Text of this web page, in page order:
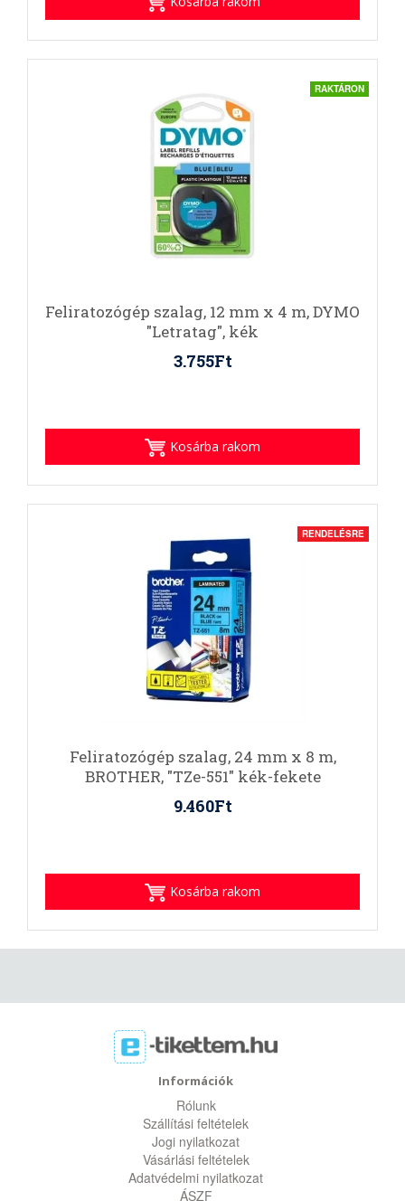
RAKTÁRON
Feliratozógép szalag, 12 mm x 4 m, DYMO
"Letratag", kék
3.755Ft
Kosárba rakom
RENDELÉSRE
Feliratozógép szalag, 24 mm x 8 m,
BROTHER, "TZe-551" kék-fekete
9.460Ft
Kosárba rakom
Információk
Rólunk
Szállítási feltételek
Jogi nyilatkozat
Vásárlási feltételek
Adatvédelmi nyilatkozat
ÁSZF